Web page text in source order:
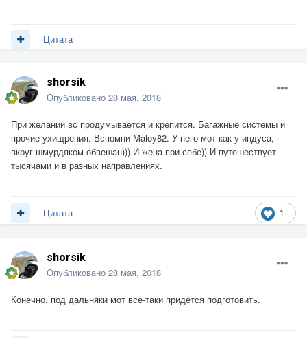
Цитата
shorsik
Опубликовано 28 мая, 2018
При желании вс продумывается и крепится. Багажные системы и
прочие ухищрения. Вспомни Maloy82. У него мот как у индуса,
вкруг шмурдяком обвешан))) И жена при себе)) И путешествует
тысячами и в разных направлениях.
1
Цитата
shorsik
Опубликовано 28 мая, 2018
Конечно, под дальняки мот всё-таки придётся подготовить.